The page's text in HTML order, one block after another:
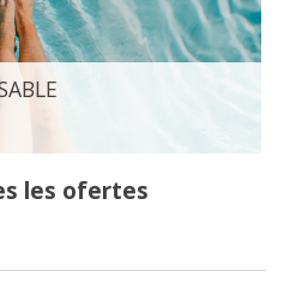
les ofertes